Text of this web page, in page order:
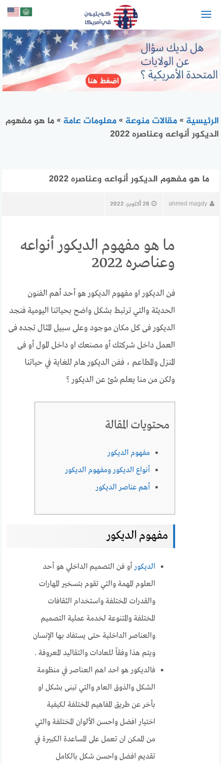
الرئيسية »مقالات منوعة »معلومات عامة »ما هو مفهوم
الديكور أنواعه وعناصره 2022
ما هو مفهوم الديكور أنواعه وعناصره 2022
ahmed magdy 28 أكتوبر، 2022
ما هو مفهوم الديكور أنواعه
وعناصره 2022
فن الديكور او مفهوم الديكور هو أحد أهم الفنون
الحديثة والتي ترتبط بشكل واضح بحياتنا اليومية فنجد
الديكور فى كل مكان موجود وعلى سبيل المثال تجده فى
العمل داخل شركتك أو مصنعك او داخل المول أو فى
المنزل والمطاعم ، ففن الديكور هام للغاية في حياتنا
ولكن من منا يعلم شئ عن الديكور ؟
محتويات المقالة
مفهوم الديكور
أنواع الديكور ومفهوم الديكور
أهم عناصر الديكور
مفهوم الديكور
الديكورأو فن التصميم الداخلي هو أحد
العلوم المهمة والتي تقوم بتسخير المهارات
والقدرات المختلفة واستخدام الثقافات
المختلفة والمتنوعة لخدمة عملية التصميم
والعناصر الداخلية حتى يستفاد بها الإنسان
ويتم هذا وفقاً للعادات والتقاليد المعروفة .
فالديكور هو احد اهم العناصر في منظومة
الشكل والذوق العام والتي تبنى بشكل او
بأخر عن طريق المفاهيم المختلفة لكيفية
اختيار افضل واحسن الألوان المختلفة والتي
من الممكن ان تعمل على المساعدة الكبيرة في
تقديم افضل واحسن شكل بالكامل